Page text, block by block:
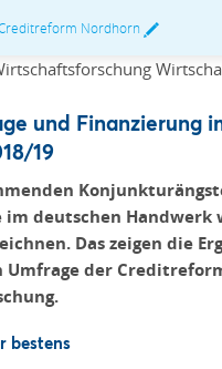
Nordhorn
und Finanzierung
19
im deutschen Handwerk
Das zeigen die
der
bestens